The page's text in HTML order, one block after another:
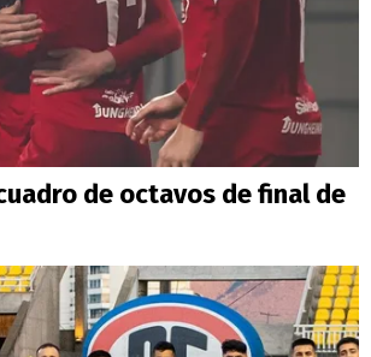
de octavos de final de